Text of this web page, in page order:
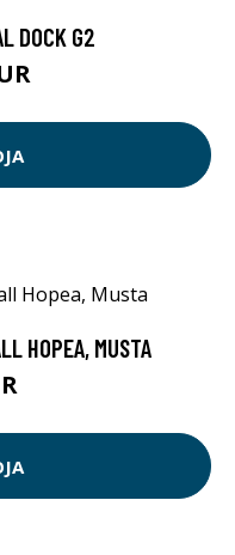
DOCK G2
HOPEA, MUSTA